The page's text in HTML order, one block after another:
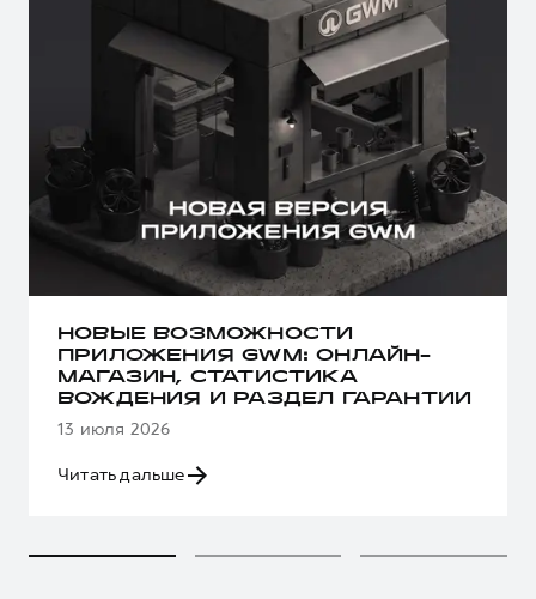
НОВЫЕ ВОЗМОЖНОСТИ
ПРИЛОЖЕНИЯ GWM: ОНЛАЙН-
МАГАЗИН, СТАТИСТИКА
ВОЖДЕНИЯ И РАЗДЕЛ ГАРАНТИИ
13 июля 2026
Читать дальше